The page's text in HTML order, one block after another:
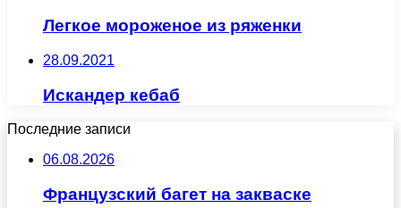
Легкое мороженое из ряженки
28.09.2021
Искандер кебаб
Последние записи
06.08.2026
Французский багет на закваске